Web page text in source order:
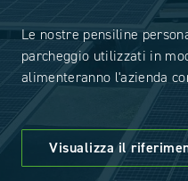
In soli 12 mesi abbiamo
completa per le pensiline
a una chiara distribuzione
neutrale dal punto di
parcheggi per fornire